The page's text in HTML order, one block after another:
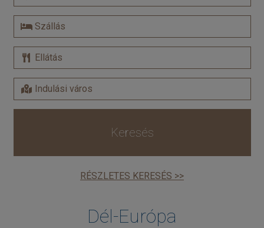
Keresés
RÉSZLETES KERESÉS >>
Dél-Európa